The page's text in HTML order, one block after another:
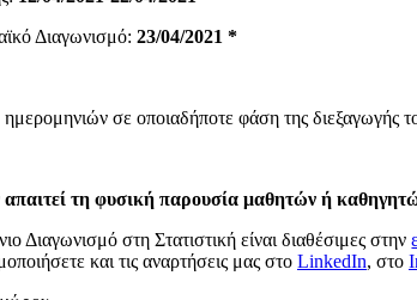
Διαγωνισμό: 23/04/2021 *
σε οποιαδήποτε φάση της διεξαγωγής
απαιτεί τη φυσική παρουσία μαθητών ή
Διαγωνισμό στη Στατιστική είναι διαθέσιμες στην
και τις αναρτήσεις μας στο LinkedIn, στο